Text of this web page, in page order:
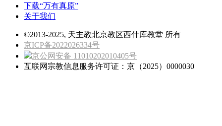
下载“万有真原”
关于我们
©2013-2025, 天主教北京教区西什库教堂 所有
京ICP备2022026334号
京公网安备 11010202010405号
互联网宗教信息服务许可证：京（2025）0000030